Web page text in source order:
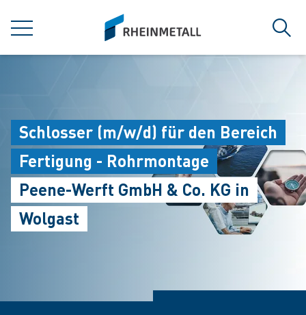
菜单
siteLogo
搜索
Schlosser (m/w/d) für den Bereich
Fertigung - Rohrmontage
Peene-Werft GmbH & Co. KG in
Wolgast